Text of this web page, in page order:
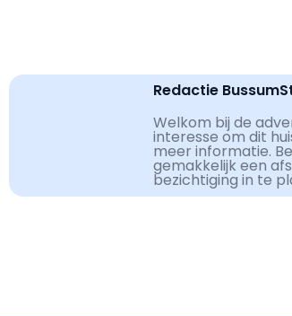
Redactie
Welkom bij de
interesse om dit
meer informatie.
gemakkelijk een
bezichtiging in te